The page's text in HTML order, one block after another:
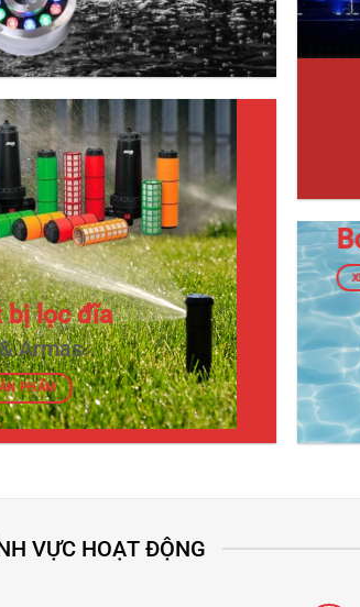
bị lọc đĩa
Armas
PHẨM
VỰC HOẠT ĐỘNG